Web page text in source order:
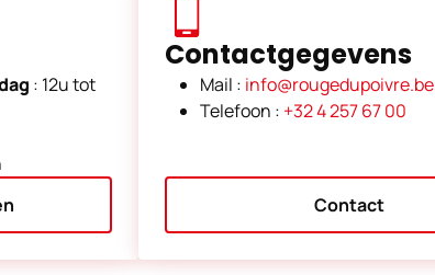
: 12u tot
Contactgegevens
Mail : info@rougedupoivre.be
Telefoon : +32 4 257 67 00
Contact